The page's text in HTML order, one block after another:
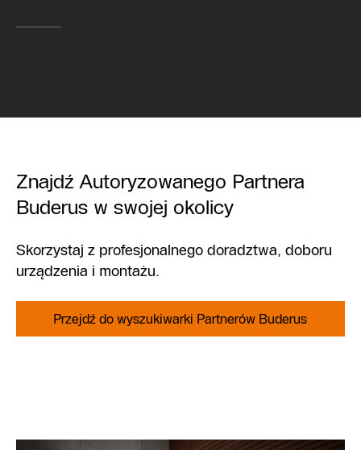
Znajdź Autoryzowanego Partnera
Buderus w swojej okolicy
Skorzystaj z profesjonalnego doradztwa, doboru
urządzenia i montażu.
Przejdź do wyszukiwarki Partnerów Buderus